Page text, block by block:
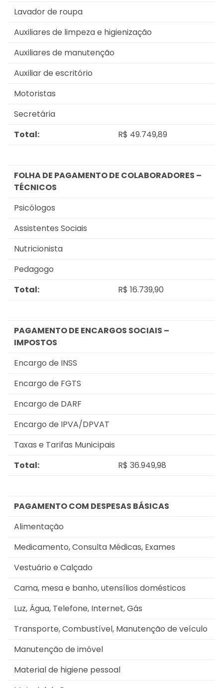
Lavador de roupa
Auxiliares de limpeza e higienização
Auxiliares de manutenção
Auxiliar de escritório
Motoristas
Secretária
Total:
R$ 49.749,89
FOLHA DE PAGAMENTO DE COLABORADORES –
TÉCNICOS
Psicólogos
Assistentes Sociais
Nutricionista
Pedagogo
Total:
R$ 16.739,90
PAGAMENTO DE ENCARGOS SOCIAIS –
IMPOSTOS
Encargo de INSS
Encargo de FGTS
Encargo de DARF
Encargo de IPVA/DPVAT
Taxas e Tarifas Municipais
Total:
R$ 36.949,98
PAGAMENTO COM DESPESAS BÁSICAS
Alimentação
Medicamento, Consulta Médicas, Exames
Vestuário e Calçado
Cama, mesa e banho, utensílios domésticos
Luz, Água, Telefone, Internet, Gás
Transporte, Combustível, Manutenção de veículo
Manutenção de imóvel
Material de higiene pessoal